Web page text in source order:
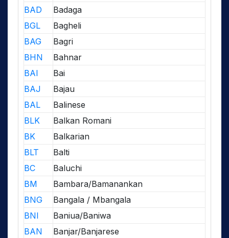
BAD
Badaga
BGL
Bagheli
BAG
Bagri
BHN
Bahnar
BAI
Bai
BAJ
Bajau
BAL
Balinese
BLK
Balkan Romani
BK
Balkarian
BLT
Balti
BC
Baluchi
BM
Bambara/Bamanankan
BNG
Bangala / Mbangala
BNI
Baniua/Baniwa
BAN
Banjar/Banjarese